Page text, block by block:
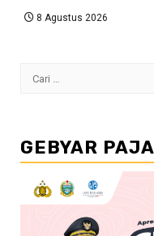
8 Agustus 2026
Cari
GEBYAR